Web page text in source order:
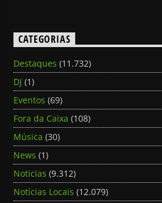
CATEGORIAS
Destaques (11.732)
DJ (1)
Eventos (69)
Fora da Caixa (108)
Música (30)
News (1)
Noticias (9.312)
Notícias Locais (12.079)